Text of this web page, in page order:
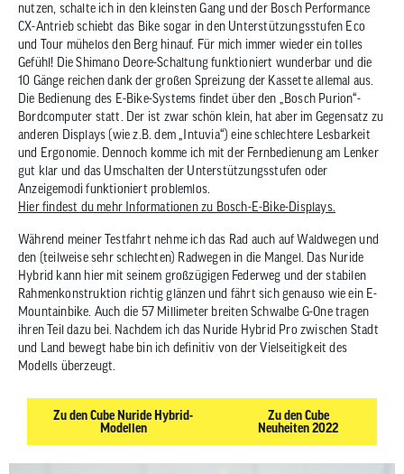
nutzen, schalte ich in den kleinsten Gang und der Bosch Performance
CX-Antrieb schiebt das Bike sogar in den Unterstützungsstufen Eco
und Tour mühelos den Berg hinauf. Für mich immer wieder ein tolles
Gefühl! Die Shimano Deore-Schaltung funktioniert wunderbar und die
10 Gänge reichen dank der großen Spreizung der Kassette allemal aus.
Die Bedienung des E-Bike-Systems findet über den „Bosch Purion“-
Bordcomputer statt. Der ist zwar schön klein, hat aber im Gegensatz zu
anderen Displays (wie z.B. dem „Intuvia“) eine schlechtere Lesbarkeit
und Ergonomie. Dennoch komme ich mit der Fernbedienung am Lenker
gut klar und das Umschalten der Unterstützungsstufen oder
Anzeigemodi funktioniert problemlos.
Hier findest du mehr Informationen zu Bosch-E-Bike-Displays.
Während meiner Testfahrt nehme ich das Rad auch auf Waldwegen und
den (teilweise sehr schlechten) Radwegen in die Mangel. Das Nuride
Hybrid kann hier mit seinem großzügigen Federweg und der stabilen
Rahmenkonstruktion richtig glänzen und fährt sich genauso wie ein E-
Mountainbike. Auch die 57 Millimeter breiten Schwalbe G-One tragen
ihren Teil dazu bei. Nachdem ich das Nuride Hybrid Pro zwischen Stadt
und Land bewegt habe bin ich definitiv von der Vielseitigkeit des
Modells überzeugt.
Zu den Cube Nuride Hybrid-
Modellen
Zu den Cube
Neuheiten 2022